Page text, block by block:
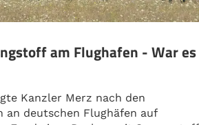
am Flughafen - War es
Kanzler Merz nach den
an deutschen Flughäfen auf